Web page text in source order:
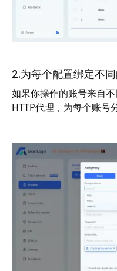
2.为每个配置绑定不
如果你操作的账号来自
HTTP代理，为每个账号